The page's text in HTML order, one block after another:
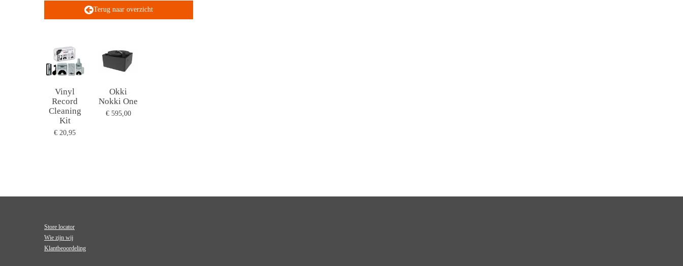
Terug naar overzicht
Vinyl
Record
Cleaning
Kit
€ 20,95
Okki
Nokki One
€ 595,00
Store locator
Wie zijn wij
Klantbeoordeling